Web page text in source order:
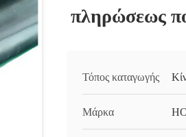
πληρώσεως
Τόπος καταγωγής
Μάρκα